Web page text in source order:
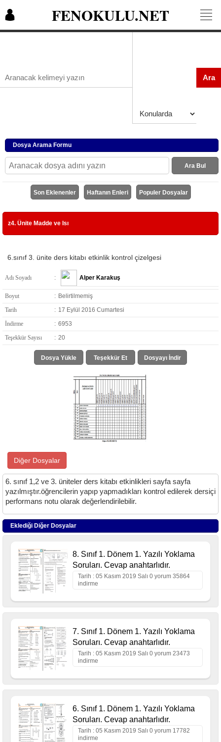
FENOKULU.NET
Ara
Dosya Arama Formu
Ara Bul
Son Eklenenler Haftanın Enleri Populer Dosyalar
z4. Ünite Madde ve Isı
6.sınıf 3. ünite ders kitabı etkinlik kontrol çizelgesi
Adı Soyadı : Alper Karakuş
Boyut : Belirtilmemiş
Tarih
: 17 Eylül 2016 Cumartesi
İndirme
: 6953
Teşekkür Sayısı
: 20
Dosya Yükle Teşekkür Et Dosyayı İndir
Diğer Dosyalar
6. sınıf 1,2 ve 3. üniteler ders kitabı etkinlikleri sayfa sayfa
yazılmıştır.öğrencilerin yapıp yapmadıkları kontrol edilerek dersiçi
performans notu olarak değerlendirilebilir.
Eklediği Diğer Dosyalar
8. Sınıf 1. Dönem 1. Yazılı Yoklama
Soruları. Cevap anahtarlıdır.
Tarih : 05 Kasım 2019 Salı 0 yorum 35864
indirme
7. Sınıf 1. Dönem 1. Yazılı Yoklama
Soruları. Cevap anahtarlıdır.
Tarih : 05 Kasım 2019 Salı 0 yorum 23473
indirme
6. Sınıf 1. Dönem 1. Yazılı Yoklama
Soruları. Cevap anahtarlıdır.
Tarih : 05 Kasım 2019 Salı 0 yorum 17782
indirme